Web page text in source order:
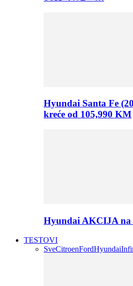
Hyundai Santa Fe
kreće od 105,990 KM
Hyundai AKCIJA na
TESTOVI
SveCitroenFordHyundai